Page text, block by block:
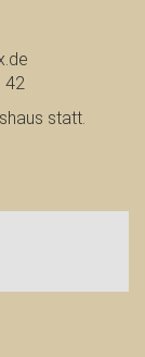
42
statt.